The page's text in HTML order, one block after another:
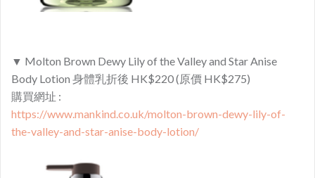
▼ Molton Brown Dewy Lily of the Valley and Star Anise
Body Lotion 身體乳折後 HK$220 (原價 HK$275)
購買網址 :
https://www.mankind.co.uk/molton-brown-dewy-lily-of-
the-valley-and-star-anise-body-lotion/